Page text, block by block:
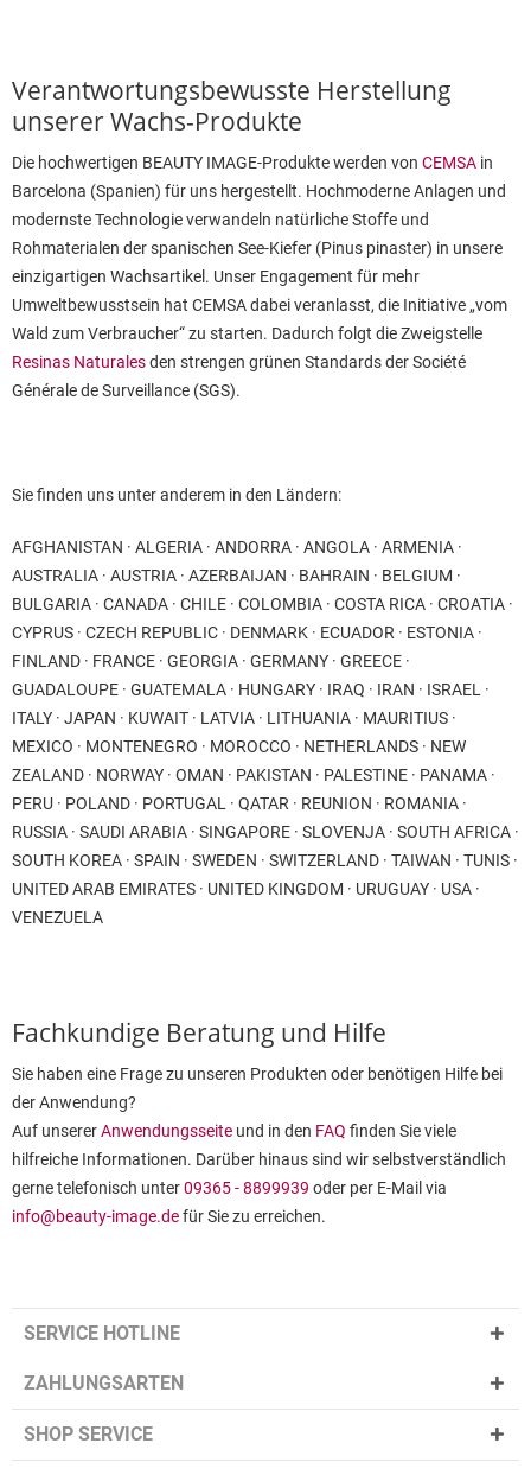
Verantwortungsbewusste Herstellung
unserer Wachs-Produkte
Die hochwertigen BEAUTY IMAGE-Produkte werden von CEMSA in
Barcelona (Spanien) für uns hergestellt. Hochmoderne Anlagen und
modernste Technologie verwandeln natürliche Stoffe und
Rohmaterialen der spanischen See-Kiefer (Pinus pinaster) in unsere
einzigartigen Wachsartikel. Unser Engagement für mehr
Umweltbewusstsein hat CEMSA dabei veranlasst, die Initiative „vom
Wald zum Verbraucher“ zu starten. Dadurch folgt die Zweigstelle
Resinas Naturalesden strengen grünen Standards der Société
Générale de Surveillance (SGS).
Sie finden uns unter anderem in den Ländern:
AFGHANISTAN · ALGERIA · ANDORRA · ANGOLA · ARMENIA ·
AUSTRALIA · AUSTRIA · AZERBAIJAN · BAHRAIN · BELGIUM ·
BULGARIA · CANADA · CHILE · COLOMBIA · COSTA RICA · CROATIA ·
CYPRUS · CZECH REPUBLIC · DENMARK · ECUADOR · ESTONIA ·
FINLAND · FRANCE · GEORGIA · GERMANY · GREECE ·
GUADALOUPE · GUATEMALA · HUNGARY · IRAQ · IRAN · ISRAEL ·
ITALY · JAPAN · KUWAIT · LATVIA · LITHUANIA · MAURITIUS ·
MEXICO · MONTENEGRO · MOROCCO · NETHERLANDS · NEW
ZEALAND · NORWAY · OMAN · PAKISTAN · PALESTINE · PANAMA ·
PERU · POLAND · PORTUGAL · QATAR · REUNION · ROMANIA ·
RUSSIA · SAUDI ARABIA · SINGAPORE · SLOVENJA · SOUTH AFRICA ·
SOUTH KOREA · SPAIN · SWEDEN · SWITZERLAND · TAIWAN · TUNIS ·
UNITED ARAB EMIRATES · UNITED KINGDOM · URUGUAY · USA ·
VENEZUELA
Fachkundige Beratung und Hilfe
Sie haben eine Frage zu unseren Produkten oder benötigen Hilfe bei
der Anwendung?
Auf unsererAnwendungsseite und in den FAQ finden Sie viele
hilfreiche Informationen. Darüber hinaus sind wir selbstverständlich
gerne telefonisch unter09365 - 8899939 oder per E-Mail via
info@beauty-image.defür Sie zu erreichen.
SERVICE HOTLINE
ZAHLUNGSARTEN
SHOP SERVICE